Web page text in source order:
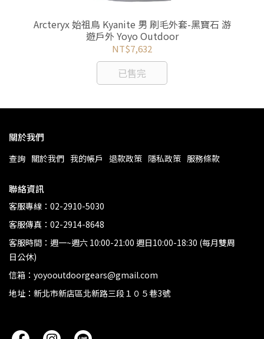
Arcteryx 始祖鳥 Kyanite 男 刷毛外套-黑寶石 游
遊戶外 Yoyo Outdoor
NT$7,632
已售完
關於我們
查詢 關於我們 我的帳戶 退款政策 隱私政策 服務條款
聯絡資訊
客服專線：02-2910-5030
客服傳真：02-2914-8648
客服時間：週一~週六 10:00-21:00 週日10:00-18:30 (每月雙周
日公休)
信箱：yoyooutdoorgears@gmail.com
地址：新北市新店區北新路三段１０５巷3號